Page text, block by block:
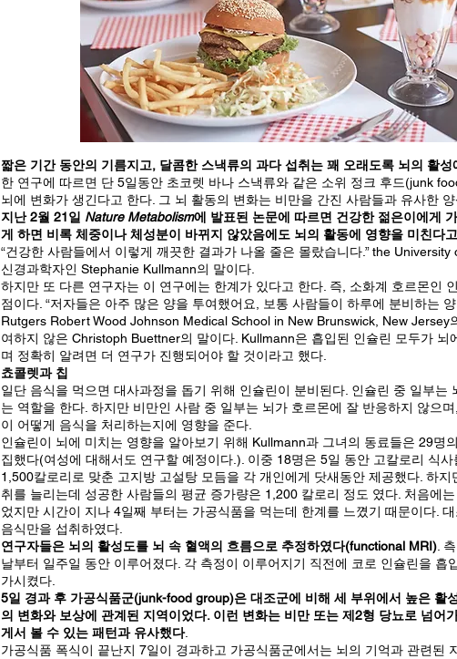
짧은 기간 동안의 기름지고, 달콤한 스낵류의 과다 섭취는 꽤 오래도록 뇌의 활성
한 연구에 따르면 단 5일동안 초코렛 바나 스낵류와 같은 소위 정크 후드(junk
뇌에 변화가 생긴다고 한다. 그 뇌 활동의 변화는 비만을 간진 사람들과 유사한 양
지난 2월 21일 Nature Metabolism에 발표된 논문에 따르면 건강한 젊은이에게
게 하면 비록 체중이나 체성분이 바뀌지 않았음에도 뇌의 활동에 영향을 미친다
“건강한 사람들에서 이렇게 깨끗한 결과가 나올 줄은 몰랐습니다.” the University
신경과학자인 Stephanie Kullmann의 말이다.
하지만 또 다른 연구자는 이 연구에는 한계가 있다고 한다. 즉, 소화계 호르몬인
점이다. “저자들은 아주 많은 양을 투여했어요, 보통 사람들이 하루에 분비하는
Rutgers Robert Wood Johnson Medical School in New Brunswick, New Jersey
여하지 않은 Christoph Buettner의 말이다. Kullmann은 흡입된 인슐린 모두가 뇌
며 정확히 알려면 더 연구가 진행되어야 할 것이라고 했다.
쵸콜렛과 칩
일단 음식을 먹으면 대사과정을 돕기 위해 인슐린이 분비된다. 인슐린 중 일부는
는 역할을 한다. 하지만 비만인 사람 중 일부는 뇌가 호르몬에 잘 반응하지 않으며
이 어떻게 음식을 처리하는지에 영향을 준다.
인슐린이 뇌에 미치는 영향을 알아보기 위해 Kullmann과 그녀의 동료들은 29명
집했다(여성에 대해서도 연구할 예정이다.). 이중 18명은 5일 동안 고칼로리 식
1,500칼로리로 맞춘 고지방 고설탕 모듬을 각 개인에게 닷새동안 제공했다. 하지
취를 늘리는데 성공한 사람들의 평균 증가량은 1,200 칼로리 정도 였다. 처음에
었지만 시간이 지나 4일째 부터는 가공식품을 먹는데 한계를 느꼈기 때문이다.
음식만을 섭취하였다.
연구자들은 뇌의 활성도를 뇌 속 혈액의 흐름으로 추정하였다(functional MRI) .
날부터 일주일 동안 이루어졌다. 각 측정이 이루어지기 직전에 코로 인슐린을 흡
가시켰다.
5일 경과 후 가공식품군(junk-food group)은 대조군에 비해 세 부위에서 높은 활
의 변화와 보상에 관계된 지역이었다. 이런 변화는 비만 또는 제2형 당뇨로 넘어
게서 볼 수 있는 패턴과 유사했다.
가공식품 폭식이 끝난지 7일이 경과하고 가공식품군에서는 뇌의 기억과 관련된